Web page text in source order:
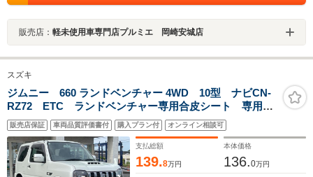
販売店： 軽未使用車専門店プルミエ 岡崎安城店
スズキ
ジムニー 660 ランドベンチャー 4WD 10型 ナビCN-
RZ72 ETC ランドベンチャー専用合皮シート 専用
ENKEIホイール 運転席シートヒーター ステアリング
リモコン キーレス 背面スペアタイヤ ウインカーミ
ラー フォグランプ
販売店保証 車両品質評価書付 購入プラン付 オンライン相談可
支払総額
139.8万円
本体価格
136.0万円